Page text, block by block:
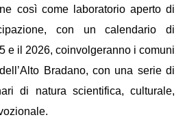
così come laboratorio aperto di
con un calendario di
e il 2026, coinvolgeranno i comuni
Bradano, con una serie di
di natura scientifica, culturale,